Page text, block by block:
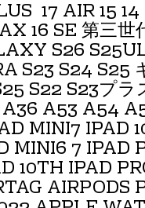
17 AIR 15
16 SE 第三
S26
S23 S24 S25
S22 S23プラ
A53 A54
MINI7 IPAD
MINI6 7 IPAD
10TH IPAD
AIRPODS